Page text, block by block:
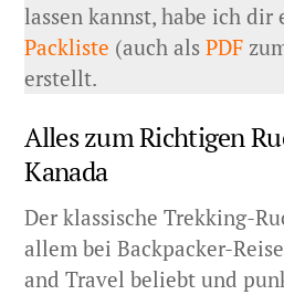
lassen kannst, habe ich
Packliste (auch alsPDF
erstellt.
Alles zum Richtigen
Kanada
Der klassische Trekking-
allem bei Backpacker-
and Travel beliebt und